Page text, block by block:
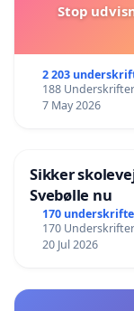
Stop
2 203
188
7 May 2026
Sikker
Svebølle nu
170
170
20 Jul 2026